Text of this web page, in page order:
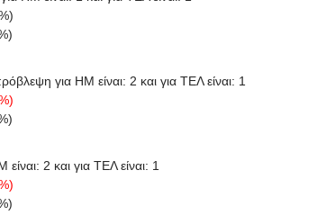
για HΜ είναι: 2 και για ΤΕΛ είναι: 1
2 και για ΤΕΛ είναι: 1